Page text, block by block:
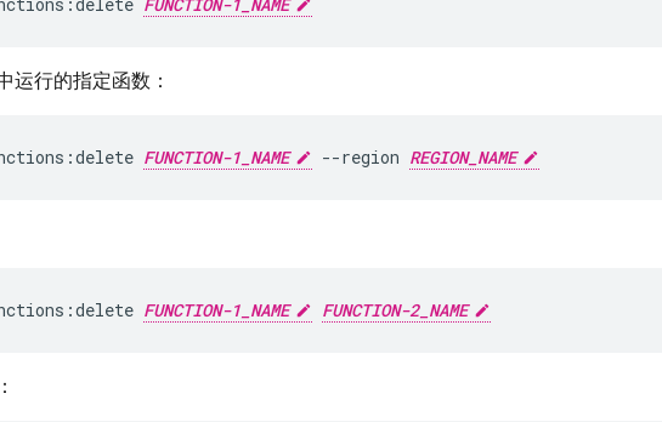
运行的指定函数：
FUNCTION-1_NAME --region REGION_NAME
FUNCTION-1_NAME FUNCTION-2_NAME